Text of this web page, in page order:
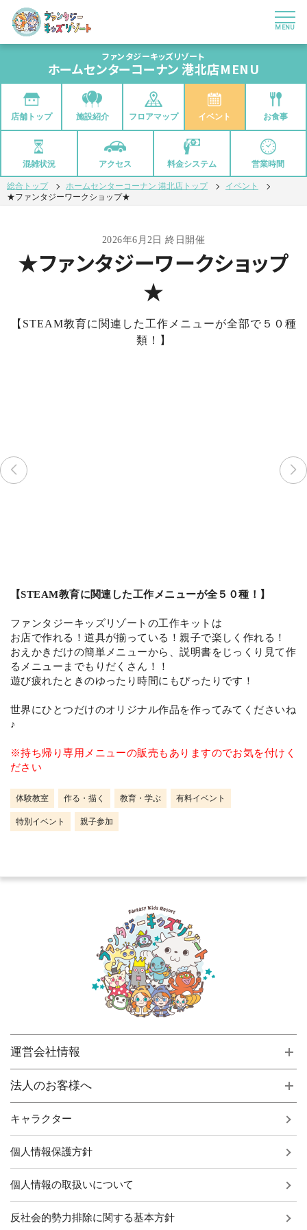
MENU
ファンタジーキッズリゾート
ホームセンターコーナン 港北店MENU
店舗トップ 施設紹介 フロアマップ イベント お食事
混雑状況 アクセス 料金システム 営業時間
総合トップ ホームセンターコーナン 港北店トップ
イベント
★ファンタジーワークショップ★
2026年6月2日 終日開催
★ファンタジーワークショップ
★
【STEAM教育に関連した工作メニューが全部で５０種
類！】
【STEAM教育に関連した工作メニューが全５０種！】
ファンタジーキッズリゾートの工作キットは
お店で作れる！道具が揃っている！親子で楽しく作れる！
おえかきだけの簡単メニューから、説明書をじっくり見て作
るメニューまでもりだくさん！！
遊び疲れたときのゆったり時間にもぴったりです！
世界にひとつだけのオリジナル作品を作ってみてくださいね
♪
※持ち帰り専用メニューの販売もありますのでお気を付けく
ださい
体験教室 作る・描く 教育・学ぶ 有料イベント
特別イベント 親子参加
運営会社情報
法人のお客様へ
キャラクター
個人情報保護方針
個人情報の取扱いについて
反社会的勢力排除に関する基本方針